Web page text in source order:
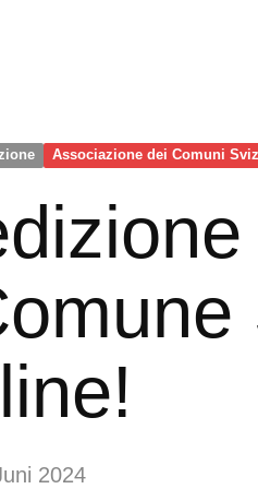
Associazione dei Comuni
2024